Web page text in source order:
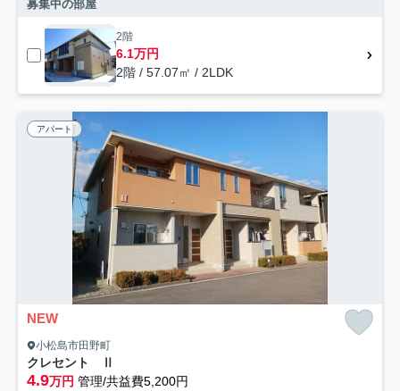
募集中の部屋
2階
6.1万円
2階 / 57.07㎡ / 2LDK
アパート
NEW
小松島市田野町
クレセント Ⅱ
4.9万円 管理/共益費5,200円